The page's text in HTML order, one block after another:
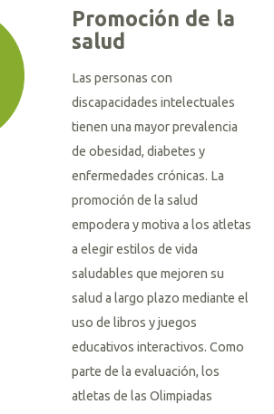
Promoción de la
salud
Las personas con
discapacidades intelectuales
tienen una mayor prevalencia
de obesidad, diabetes y
enfermedades crónicas. La
promoción de la salud
empodera y motiva a los atletas
a elegir estilos de vida
saludables que mejoren su
salud a largo plazo mediante el
uso de libros y juegos
educativos interactivos. Como
parte de la evaluación, los
atletas de las Olimpiadas